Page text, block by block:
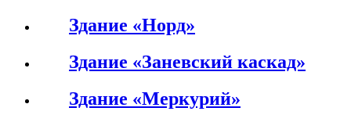
Здание «Норд»
Здание «Заневский каскад»
Здание «Меркурий»